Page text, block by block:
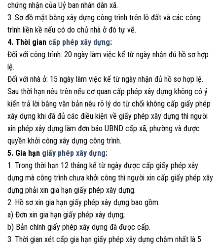
chứng nhận của Uỷ ban nhân dân xã.
3. Sơ đồ mặt bằng xây dựng công trình trên lô đất và các công
trình liền kề nếu có do chủ nhà ở đó tự vẽ.
4. Thời gian cấp phép xây dựng:
Đối với công trình: 20 ngày làm việc kể từ ngày nhận đủ hồ sơ hợp
lệ.
Đối với nhà ở: 15 ngày làm việc kể từ ngày nhận đủ hồ sơ hợp lệ.
Sau thời hạn nêu trên nếu cơ quan cấp phép xây dựng không có ý
kiến trả lời bằng văn bản nêu rõ lý do từ chối không cấp giấy phép
xây dựng khi đã đủ các điều kiện về giấy phép xây dựng thì người
xin phép xây dựng làm đơn báo UBND cấp xã, phường và được
quyền khởi công xây dựng công trình.
5. Gia hạn giấy phép xây dựng:
1. Trong thời hạn 12 tháng kể từ ngày được cấp giấy phép xây
dựng mà công trình chưa khởi công thì người xin cấp giấy phép xây
dựng phải xin gia hạn giấy phép xây dựng.
2. Hồ sơ xin gia hạn giấy phép xây dựng bao gồm:
a) Đơn xin gia hạn giấy phép xây dựng;
b) Bản chính giấy phép xây dựng đã được cấp.
3. Thời gian xét cấp gia hạn giấy phép xây dựng chậm nhất là 5